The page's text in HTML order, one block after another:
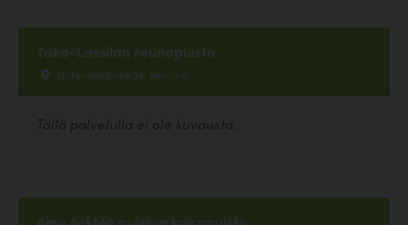
Taka-Lassilan reunapuisto
Niitynperäntie 14, Helsinki
Tällä palvelulla ei ole kuvausta.
Aino Acktén puiston koirapuisto